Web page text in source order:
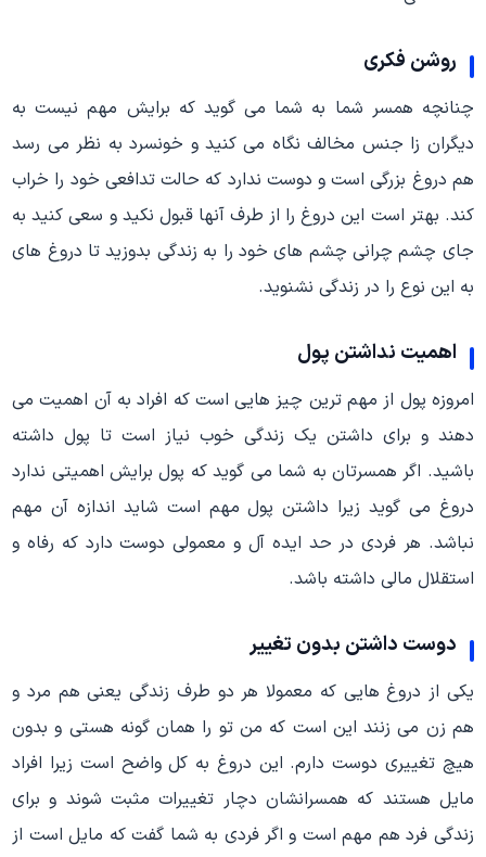
روشن فکری
چنانچه همسر شما به شما می گوید که برایش مهم نیست به
دیگران زا جنس مخالف نگاه می کنید و خونسرد به نظر می رسد
هم دروغ بزرگی است و دوست ندارد که حالت تدافعی خود را خراب
کند. بهتر است این دروغ را از طرف آنها قبول نکید و سعی کنید به
جای چشم چرانی چشم های خود را به زندگی بدوزید تا دروغ های
به این نوع را در زندگی نشنوید.
اهمیت نداشتن پول
امروزه پول از مهم ترین چیز هایی است که افراد به آن اهمیت می
دهند و برای داشتن یک زندگی خوب نیاز است تا پول داشته
باشید. اگر همسرتان به شما می گوید که پول برایش اهمیتی ندارد
دروغ می گوید زیرا داشتن پول مهم است شاید اندازه آن مهم
نباشد. هر فردی در حد ایده آل و معمولی دوست دارد که رفاه و
استقلال مالی داشته باشد.
دوست داشتن بدون تغییر
یکی از دروغ هایی که معمولا هر دو طرف زندگی یعنی هم مرد و
هم زن می زنند این است که من تو را همان گونه هستی و بدون
هیچ تغییری دوست دارم. این دروغ به کل واضح است زیرا افراد
مایل هستند که همسرانشان دچار تغییرات مثبت شوند و برای
زندگی فرد هم مهم است و اگر فردی به شما گفت که مایل است از